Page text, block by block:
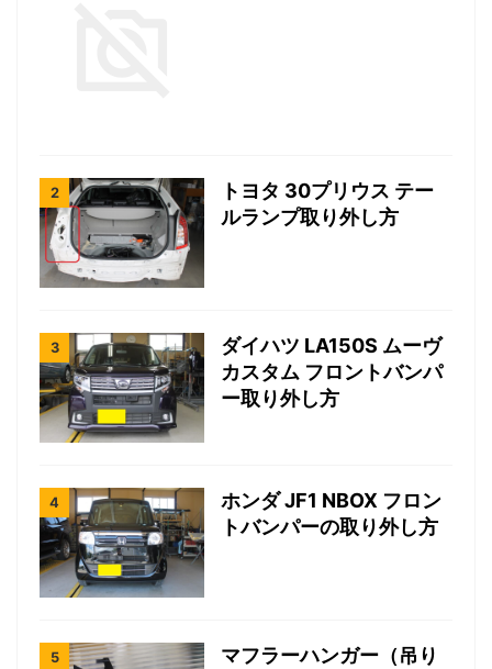
トヨタ 30プリウス テー
ルランプ取り外し方
ダイハツ LA150S ムーヴ
カスタム フロントバンパ
ー取り外し方
ホンダ JF1 NBOX フロン
トバンパーの取り外し方
マフラーハンガー（吊り